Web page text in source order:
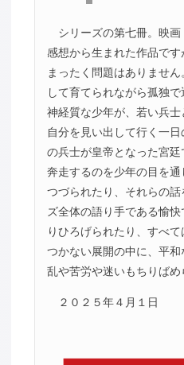
シリーズの第七冊。映
感想から生まれた作品で
まったく問題はありませ
して育てられながら孤独
神経質な少年が、若い兵
自分を見い出して行く一
の兵士が皇帝となった宮
奔走するのを少年の目を
つづられたり、それらの
ズ全体の語り手である愉
りひろげられたり、すべ
つかない展開の中に、平
乱や苦労や迷いもちりばめ
２０２５年４月１日